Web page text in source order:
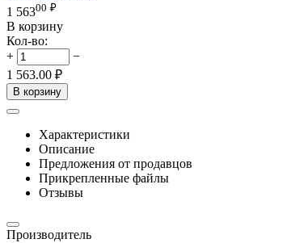
1 56300 ₽
В корзину
Кол-во:
+
−
1 563.00 ₽
В корзину
Характеристики
Описание
Предложения от продавцов
Прикрепленные файлы
Отзывы
Производитель